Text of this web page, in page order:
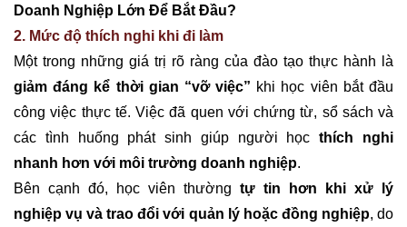
Doanh Nghiệp Lớn Để Bắt Đầu?
2. Mức độ thích nghi khi đi làm
Một trong những giá trị rõ ràng của đào tạo thực hành là
giảm đáng kể thời gian “vỡ việc” khi học viên bắt đầu
công việc thực tế. Việc đã quen với chứng từ, sổ sách và
các tình huống phát sinh giúp người họcthích nghi
nhanh hơn với môi trường doanh nghiệp.
Bên cạnh đó, học viên thường tự tin hơn khi xử lý
nghiệp vụ và trao đổi với quản lý hoặc đồng nghiệp, do